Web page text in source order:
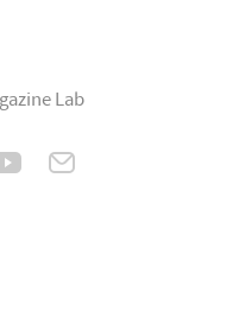
Lab